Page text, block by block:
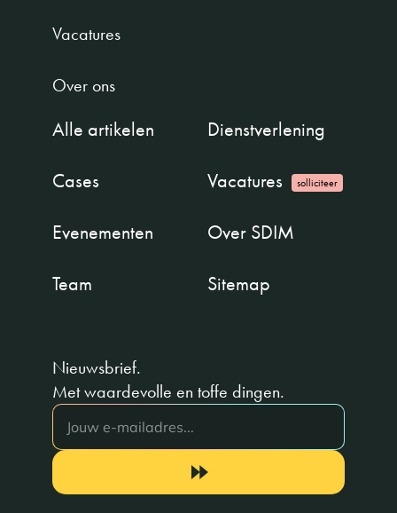
Vacatures
Over ons
Alle artikelen
Dienstverlening
Cases
Vacatures solliciteer
Evenementen
Over SDIM
Team
Sitemap
Nieuwsbrief.
Met waardevolle en toffe dingen.